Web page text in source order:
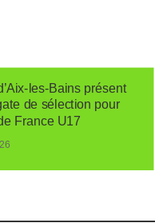
les-Bains présent
de sélection pour
France U17